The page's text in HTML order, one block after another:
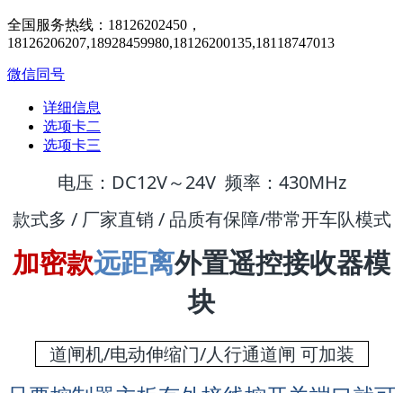
全国服务热线：18126202450，
18126206207,18928459980,18126200135,18118747013
微信同号
详细信息
选项卡二
选项卡三
电压：DC12V～24V 频率：430MHz
款式多 / 厂家直销 / 品质有保障/带常开车队模式
加密款远距离外置遥控接收器模
块
道闸机/电动伸缩门/人行通道闸 可加装